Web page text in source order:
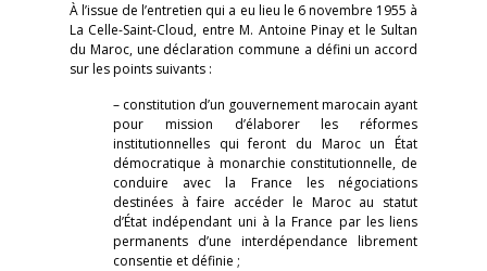
À l’issue de l’entretien qui a eu lieu le 6 novembre 1955 à
La Celle-Saint-Cloud, entre M. Antoine Pinay et le Sultan
du Maroc, une déclaration commune a défini un accord
sur les points suivants :
– constitution d’un gouvernement marocain ayant
pour mission d’élaborer les réformes
institutionnelles qui feront du Maroc un État
démocratique à monarchie constitutionnelle, de
conduire avec la France les négociations
destinées à faire accéder le Maroc au statut
d’État indépendant uni à la France par les liens
permanents d’une interdépendance librement
consentie et définie ;